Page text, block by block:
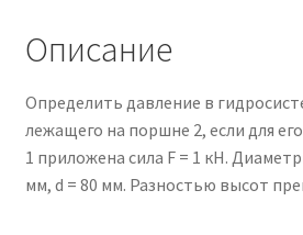
Описание
Определить давление в
лежащего на поршне 2, если для
1 приложена сила F = 1 кН.
мм, d = 80 мм. Разностью высот